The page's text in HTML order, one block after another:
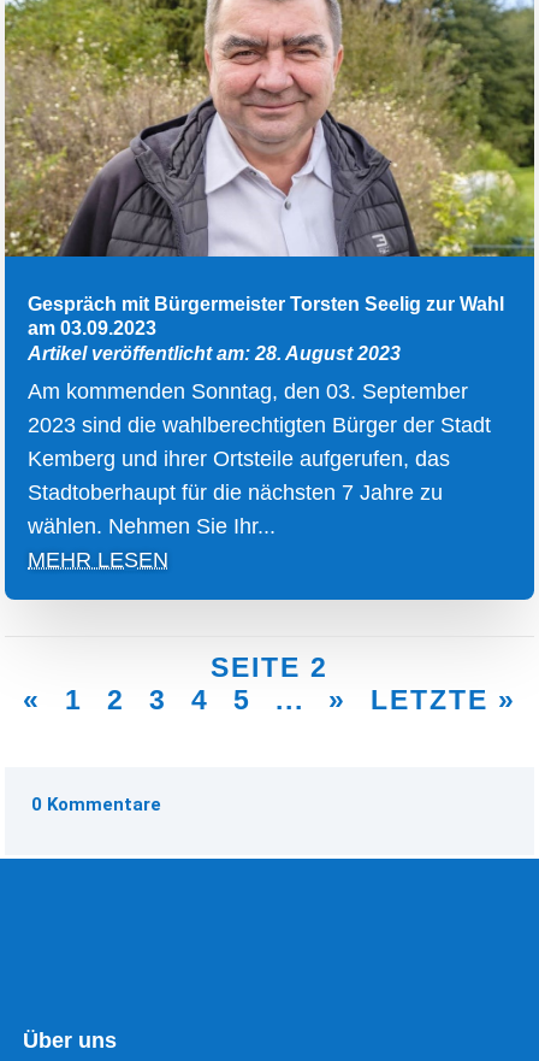
Gespräch mit Bürgermeister Torsten Seelig zur Wahl
am 03.09.2023
Artikel veröffentlicht am: 28. August 2023
Am kommenden Sonntag, den 03. September
2023 sind die wahlberechtigten Bürger der Stadt
Kemberg und ihrer Ortsteile aufgerufen, das
Stadtoberhaupt für die nächsten 7 Jahre zu
wählen. Nehmen Sie Ihr...
MEHR LESEN
SEITE 2
«
1 2 3 4 5 ... » LETZTE »
0 Kommentare
Über uns